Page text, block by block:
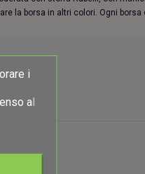
la borsa in altri colori. Ogni borsa
i
al